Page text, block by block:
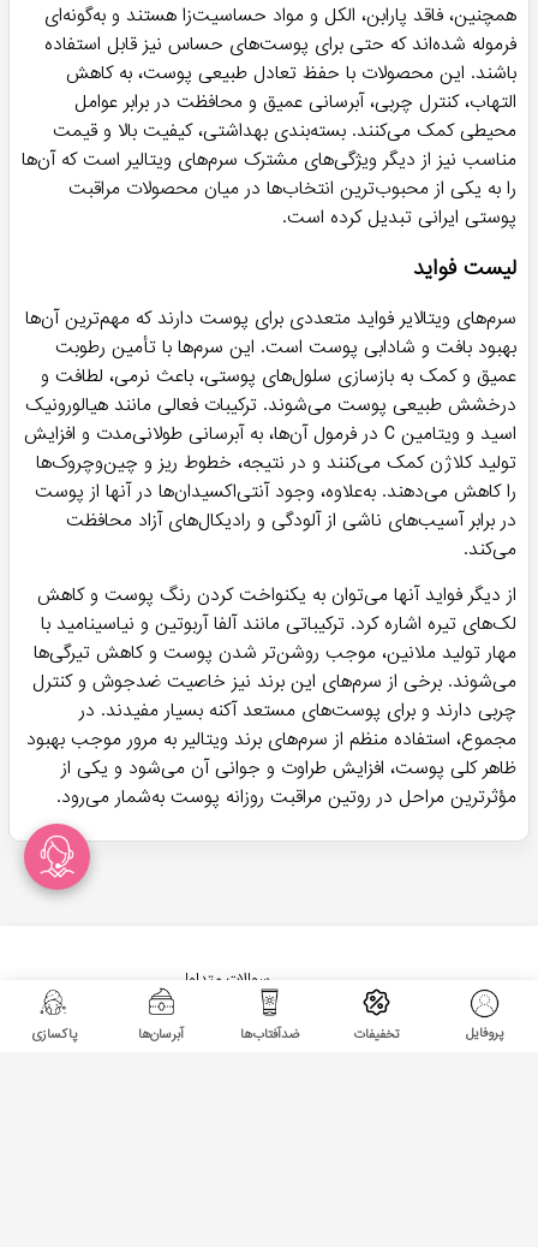
همچنین، فاقد پارابن، الکل و مواد حساسیت‌زا هستند و به‌گونه‌ای
فرموله شده‌اند که حتی برای پوست‌های حساس نیز قابل استفاده
باشند. این محصولات با حفظ تعادل طبیعی پوست، به کاهش
التهاب، کنترل چربی، آبرسانی عمیق و محافظت در برابر عوامل
محیطی کمک می‌کنند. بسته‌بندی بهداشتی، کیفیت بالا و قیمت
مناسب نیز از دیگر ویژگی‌های مشترک سرم‌های ویتالیر است که آن‌ها
را به یکی از محبوب‌ترین انتخاب‌ها در میان محصولات مراقبت
پوستی ایرانی تبدیل کرده است.
لیست فواید
سرم‌های ویتالایر فواید متعددی برای پوست دارند که مهم‌ترین آن‌ها
بهبود بافت و شادابی پوست است. این سرم‌ها با تأمین رطوبت
عمیق و کمک به بازسازی سلول‌های پوستی، باعث نرمی، لطافت و
درخشش طبیعی پوست می‌شوند. ترکیبات فعالی مانند هیالورونیک
اسید و ویتامین C در فرمول آن‌ها، به آبرسانی طولانی‌مدت و افزایش
تولید کلاژن کمک می‌کنند و در نتیجه، خطوط ریز و چین‌وچروک‌ها
را کاهش می‌دهند. به‌علاوه، وجود آنتی‌اکسیدان‌ها در آنها از پوست
در برابر آسیب‌های ناشی از آلودگی و رادیکال‌های آزاد محافظت
می‌کند.
از دیگر فواید آنها می‌توان به یکنواخت کردن رنگ پوست و کاهش
لک‌های تیره اشاره کرد. ترکیباتی مانند آلفا آربوتین و نیاسینامید با
مهار تولید ملانین، موجب روشن‌تر شدن پوست و کاهش تیرگی‌ها
می‌شوند. برخی از سرم‌های این برند نیز خاصیت ضدجوش و کنترل
چربی دارند و برای پوست‌های مستعد آکنه بسیار مفیدند. در
مجموع، استفاده منظم از سرم‌های برند ویتالیر به مرور موجب بهبود
ظاهر کلی پوست، افزایش طراوت و جوانی آن می‌شود و یکی از
مؤثرترین مراحل در روتین مراقبت روزانه پوست به‌شمار می‌رود.
درباره هومهر
سوالات متداول
فرصت های شغلی
پروفایل تخفیفات ضدآفتاب‌ها آبرسان‌ها پاکسازی